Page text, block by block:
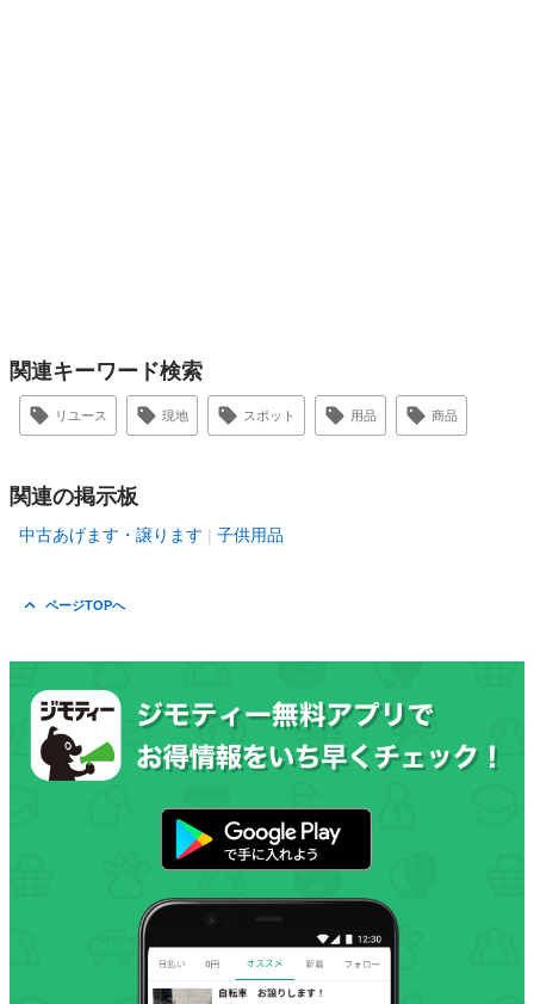
関連キーワード検索
リユース 現地 スポット 用品 商品
関連の掲示板
中古あげます・譲ります 子供用品
ページTOPへ